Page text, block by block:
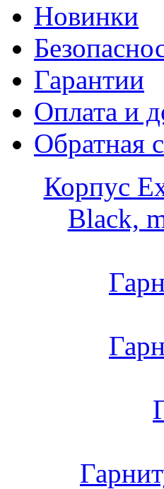
Новинки
Гарантии
Оплата и
Обратная
Корпус
Black,